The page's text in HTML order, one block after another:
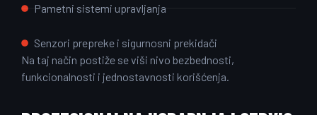
Pametni sistemi upravljanja
Senzori prepreke i sigurnosni prekidači
Na taj način postiže se viši nivo bezbednosti,
funkcionalnosti i jednostavnosti korišćenja.